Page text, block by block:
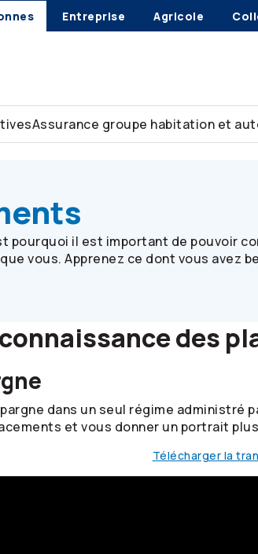
Entreprise Agricole
Assurance groupe habitation et
pourquoi il est important de pouvoir
vous. Apprenez ce dont vous avez
des
dans un seul régime administré
et vous donner un portrait
Télécharger la